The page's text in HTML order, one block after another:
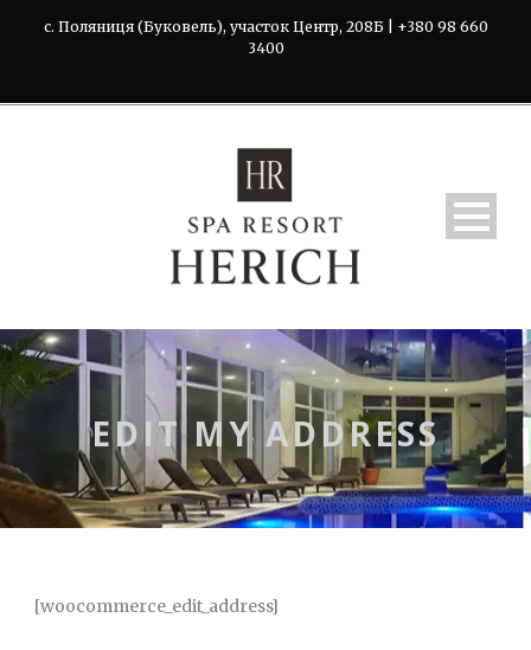
с. Поляниця (Буковель), участок Центр, 208Б | +380 98 660
3400
EDIT MY ADDRESS
[woocommerce_edit_address]